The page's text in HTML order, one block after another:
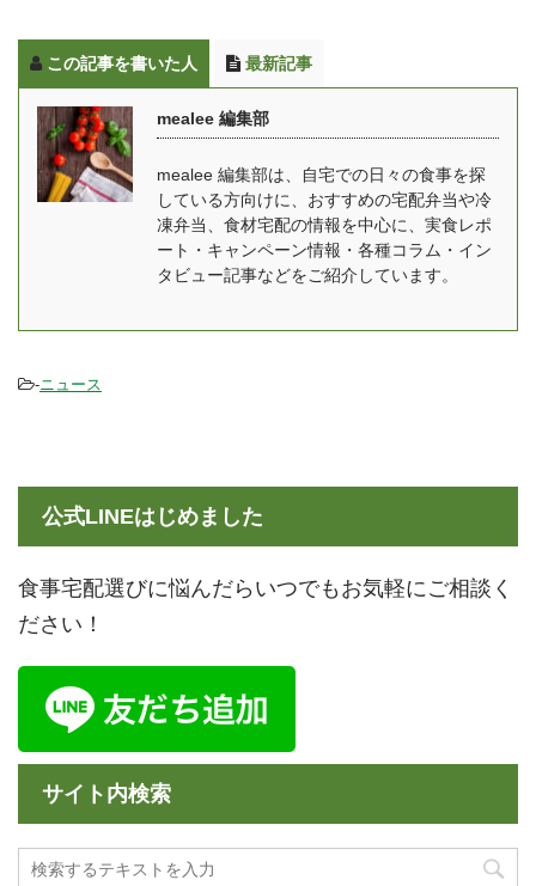
理キットタイプなどを宅
配で届けてくれます。 こ
の記事では、ウェルネス
ダイニングの気になる口
コミ・評判やコース別の
金額や料金、実際に頼ん
でわかった内容について
も紹介します。 美味し
い？まずい？という気に
口コミだけでなく、実際
ます ...
回10食セットで届き、1
（食事宅配）の中では最
安レベルです。 今回はそ
んな宅菜便の中でも人気
のシリーズ、「ほほえみ
ポートをは ...
この記事を書いた人 最新記事
mealee 編集部
mealee 編集部は、自宅での日々の食事を探
している方向けに、おすすめの宅配弁当や冷
凍弁当、食材宅配の情報を中心に、実食レポ
ート・キャンペーン情報・各種コラム・イン
タビュー記事などをご紹介しています。
-ニュース
公式LINEはじめました
食事宅配選びに悩んだらいつでもお気軽にご相談く
ださい！
サイト内検索